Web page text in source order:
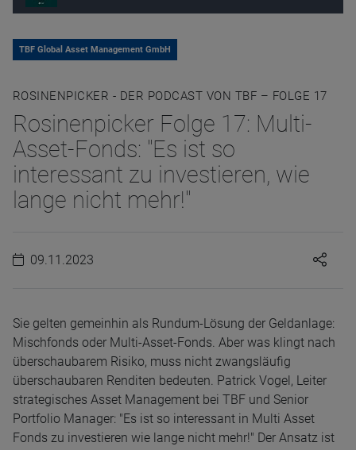
TBF Global Asset Management GmbH
ROSINENPICKER - DER PODCAST VON TBF – FOLGE 17
Rosinenpicker Folge 17: Multi-
Asset-Fonds: "Es ist so
interessant zu investieren, wie
lange nicht mehr!"
09.11.2023
Sie gelten gemeinhin als Rundum-Lösung der Geldanlage:
Mischfonds oder Multi-Asset-Fonds. Aber was klingt nach
überschaubarem Risiko, muss nicht zwangsläufig
überschaubaren Renditen bedeuten. Patrick Vogel, Leiter
strategisches Asset Management bei TBF und Senior
Portfolio Manager: "Es ist so interessant in Multi Asset
Fonds zu investieren wie lange nicht mehr!" Der Ansatz ist